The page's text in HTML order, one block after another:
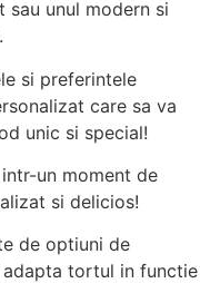
unul modern si
si preferintele
care sa va
unic si special!
un moment de
si delicios!
de optiuni de
tortul in functie